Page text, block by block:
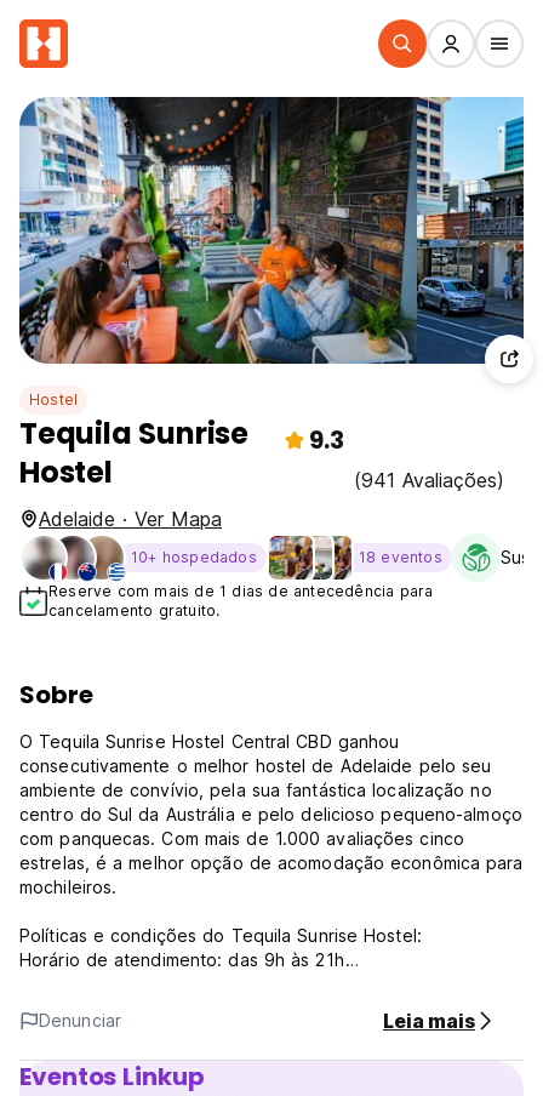
Hostel
Tequila Sunrise
Hostel
9.3
(941 Avaliações)
Adelaide · Ver Mapa
10+ hospedados 18 eventos
Reserve com mais de 1 dias de antecedência para
cancelamento gratuito.
Sobre
O Tequila Sunrise Hostel Central CBD ganhou
consecutivamente o melhor hostel de Adelaide pelo seu
ambiente de convívio, pela sua fantástica localização no
centro do Sul da Austrália e pelo delicioso pequeno-almoço
com panquecas. Com mais de 1.000 avaliações cinco
estrelas, é a melhor opção de acomodação econômica para
mochileiros.
Políticas e condições do Tequila Sunrise Hostel:
Horário de atendimento: das 9h às 21h
O horário de check-out é às 10h. (Auto-translated from
original language)
Denunciar Leia mais
Eventos Linkup